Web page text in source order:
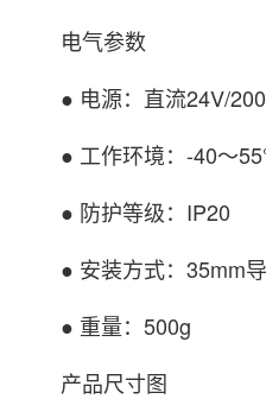
电气参数
● 电源：直流24V/
● 工作环境：-40～
● 防护等级：IP20
● 安装方式：35mm
● 重量：500g
产品尺寸图